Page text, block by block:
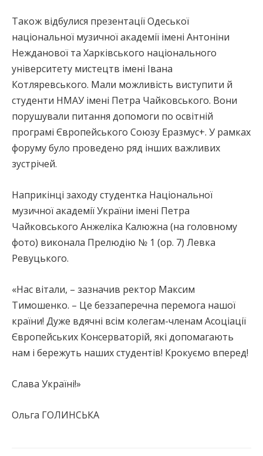
Також відбулися презентації Одеської
національної музичної академії імені Антоніни
Нежданової та Харківського національного
університету мистецтв імені Івана
Котляревського. Мали можливість виступити й
студенти НМАУ імені Петра Чайковського. Вони
порушували питання допомоги по освітній
програмі Європейського Союзу Еразмус+. У рамках
форуму було проведено ряд інших важливих
зустрічей.
Наприкінці заходу студентка Національної
музичної академії України імені Петра
Чайковського Анжеліка Калюжна (на головному
фото) виконала Прелюдію № 1 (ор. 7) Левка
Ревуцького.
«Нас вітали, – зазначив ректор Максим
Тимошенко. – Це беззаперечна перемога нашої
країни! Дуже вдячні всім колегам-членам Асоціації
Європейських Консерваторій, які допомагають
нам і бережуть наших студентів! Крокуємо вперед!
Слава Україні!»
Ольга ГОЛИНСЬКА